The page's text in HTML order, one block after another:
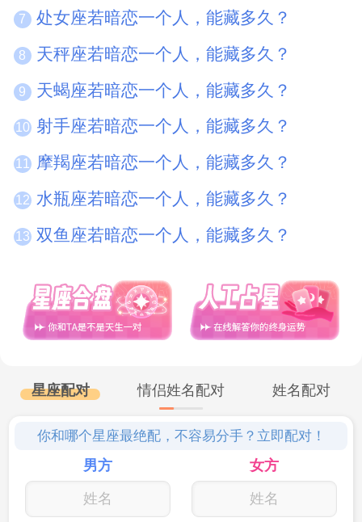
7 处女座若暗恋一个人，能藏多久？
8 天秤座若暗恋一个人，能藏多久？
9 天蝎座若暗恋一个人，能藏多久？
10 射手座若暗恋一个人，能藏多久？
11 摩羯座若暗恋一个人，能藏多久？
12 水瓶座若暗恋一个人，能藏多久？
13 双鱼座若暗恋一个人，能藏多久？
星座配对 情侣姓名配对 姓名配对
你和哪个星座最绝配，不容易分手？立即配对！
男方 女方